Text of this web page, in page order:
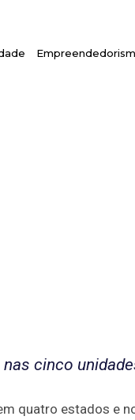
cinco
quatro estados e